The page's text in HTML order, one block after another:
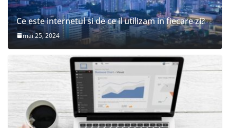
Ce este internetul si de ce il utilizam in fiecare zi?
mai 25, 2024